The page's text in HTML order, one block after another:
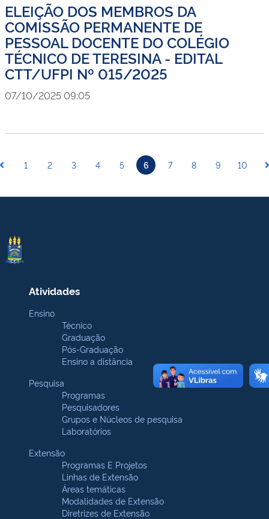
ELEIÇÃO DOS MEMBROS DA
COMISSÃO PERMANENTE DE
PESSOAL DOCENTE DO COLÉGIO
TÉCNICO DE TERESINA - EDITAL
CTT/UFPI Nº 015/2025
07/10/2025 09:05
1 2 3 4 5 6 7 8 9 10
Atividades
Ensino
Técnico
Graduação
Pós-Graduação
Ensino a distância
Pesquisa
Programas
Pesquisadores
Grupos e Núcleos de pesquisa
Laboratórios
Extensão
Programas E Projetos
Linhas de Extensão
Áreas temáticas
Modalidades de Extensão
Diretrizes de Extensão